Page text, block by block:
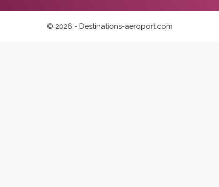
© 2026 - Destinations-aeroport.com